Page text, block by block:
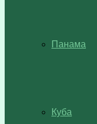
Панама
Куба